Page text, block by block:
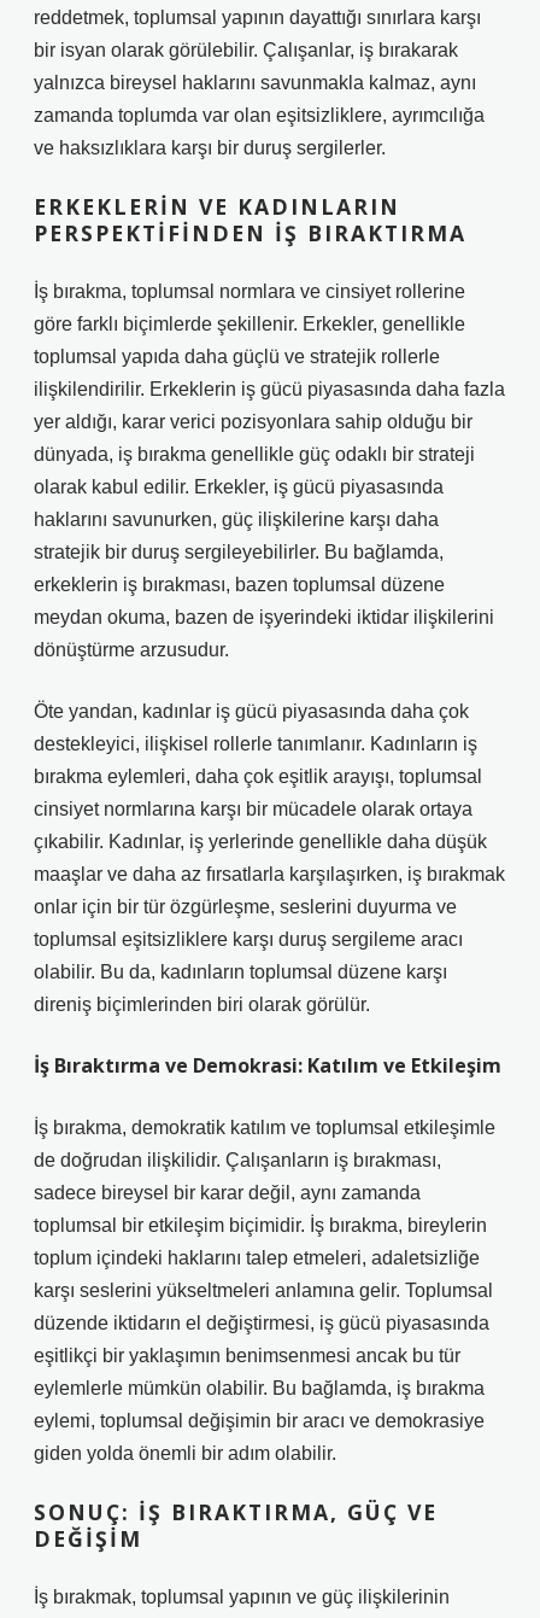
reddetmek, toplumsal yapının dayattığı sınırlara karşı
bir isyan olarak görülebilir. Çalışanlar, iş bırakarak
yalnızca bireysel haklarını savunmakla kalmaz, aynı
zamanda toplumda var olan eşitsizliklere, ayrımcılığa
ve haksızlıklara karşı bir duruş sergilerler.
ERKEKLERIN VE KADINLARIN
PERSPEKTIFINDEN İŞ BIRAKTIRMA
İş bırakma, toplumsal normlara ve cinsiyet rollerine
göre farklı biçimlerde şekillenir. Erkekler, genellikle
toplumsal yapıda daha güçlü ve stratejik rollerle
ilişkilendirilir. Erkeklerin iş gücü piyasasında daha fazla
yer aldığı, karar verici pozisyonlara sahip olduğu bir
dünyada, iş bırakma genellikle güç odaklı bir strateji
olarak kabul edilir. Erkekler, iş gücü piyasasında
haklarını savunurken, güç ilişkilerine karşı daha
stratejik bir duruş sergileyebilirler. Bu bağlamda,
erkeklerin iş bırakması, bazen toplumsal düzene
meydan okuma, bazen de işyerindeki iktidar ilişkilerini
dönüştürme arzusudur.
Öte yandan, kadınlar iş gücü piyasasında daha çok
destekleyici, ilişkisel rollerle tanımlanır. Kadınların iş
bırakma eylemleri, daha çok eşitlik arayışı, toplumsal
cinsiyet normlarına karşı bir mücadele olarak ortaya
çıkabilir. Kadınlar, iş yerlerinde genellikle daha düşük
maaşlar ve daha az fırsatlarla karşılaşırken, iş bırakmak
onlar için bir tür özgürleşme, seslerini duyurma ve
toplumsal eşitsizliklere karşı duruş sergileme aracı
olabilir. Bu da, kadınların toplumsal düzene karşı
direniş biçimlerinden biri olarak görülür.
İş Bıraktırma ve Demokrasi: Katılım ve Etkileşim
İş bırakma, demokratik katılım ve toplumsal etkileşimle
de doğrudan ilişkilidir. Çalışanların iş bırakması,
sadece bireysel bir karar değil, aynı zamanda
toplumsal bir etkileşim biçimidir. İş bırakma, bireylerin
toplum içindeki haklarını talep etmeleri, adaletsizliğe
karşı seslerini yükseltmeleri anlamına gelir. Toplumsal
düzende iktidarın el değiştirmesi, iş gücü piyasasında
eşitlikçi bir yaklaşımın benimsenmesi ancak bu tür
eylemlerle mümkün olabilir. Bu bağlamda, iş bırakma
eylemi, toplumsal değişimin bir aracı ve demokrasiye
giden yolda önemli bir adım olabilir.
SONUÇ: İŞ BIRAKTIRMA, GÜÇ VE
DEĞIŞIM
İş bırakmak, toplumsal yapının ve güç ilişkilerinin